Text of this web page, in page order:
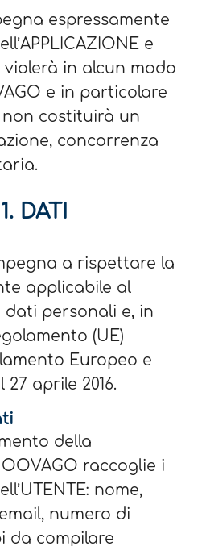
espressamente
e
violerà in alcun modo
e in particolare
costituirà un
concorrenza
DATI
a rispettare la
applicabile al
personali e, in
(UE)
Europeo e
aprile 2016.
della
raccoglie i
nome,
numero di
da compilare